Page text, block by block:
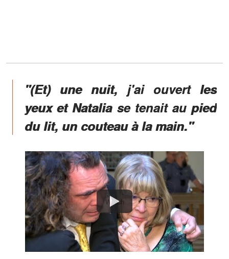
"(Et) une nuit, j'ai ouvert les
yeux et Natalia se tenait au pied
du lit, un couteau à la main."
Watch